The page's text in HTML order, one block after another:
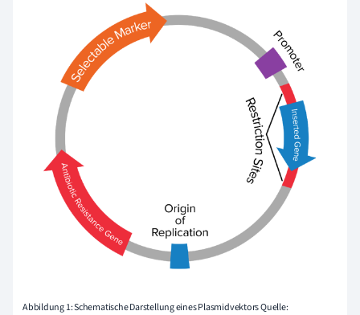
Abbildung 1: Schematische Darstellung eines Plasmidvektors Quelle: